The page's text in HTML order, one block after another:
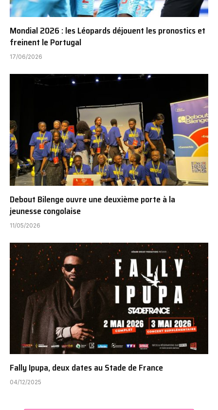
Mondial 2026 : les Léopards déjouent les pronostics et
freinent le Portugal
17/06/2026
Debout Bilenge ouvre une deuxième porte à la
jeunesse congolaise
11/05/2026
Fally Ipupa, deux dates au Stade de France
04/12/2025